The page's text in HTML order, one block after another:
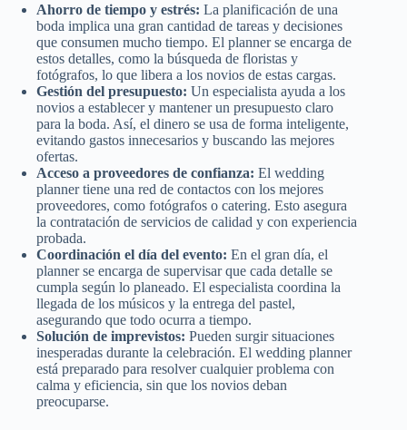
Ahorro de tiempo y estrés: La planificación de una
boda implica una gran cantidad de tareas y decisiones
que consumen mucho tiempo. El planner se encarga de
estos detalles, como la búsqueda de floristas y
fotógrafos, lo que libera a los novios de estas cargas.
Gestión del presupuesto: Un especialista ayuda a los
novios a establecer y mantener un presupuesto claro
para la boda. Así, el dinero se usa de forma inteligente,
evitando gastos innecesarios y buscando las mejores
ofertas.
Acceso a proveedores de confianza: El wedding
planner tiene una red de contactos con los mejores
proveedores, como fotógrafos o catering. Esto asegura
la contratación de servicios de calidad y con experiencia
probada.
Coordinación el día del evento: En el gran día, el
planner se encarga de supervisar que cada detalle se
cumpla según lo planeado. El especialista coordina la
llegada de los músicos y la entrega del pastel,
asegurando que todo ocurra a tiempo.
Solución de imprevistos: Pueden surgir situaciones
inesperadas durante la celebración. El wedding planner
está preparado para resolver cualquier problema con
calma y eficiencia, sin que los novios deban
preocuparse.